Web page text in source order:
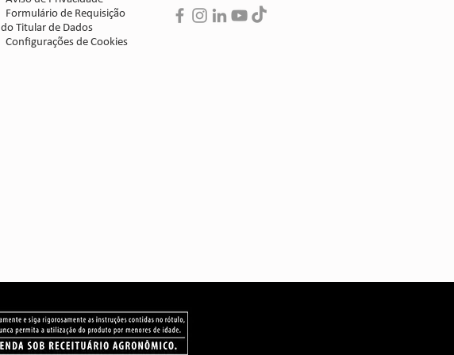
Formulário de Requisição
do Titular de Dados
Configurações de Cookies